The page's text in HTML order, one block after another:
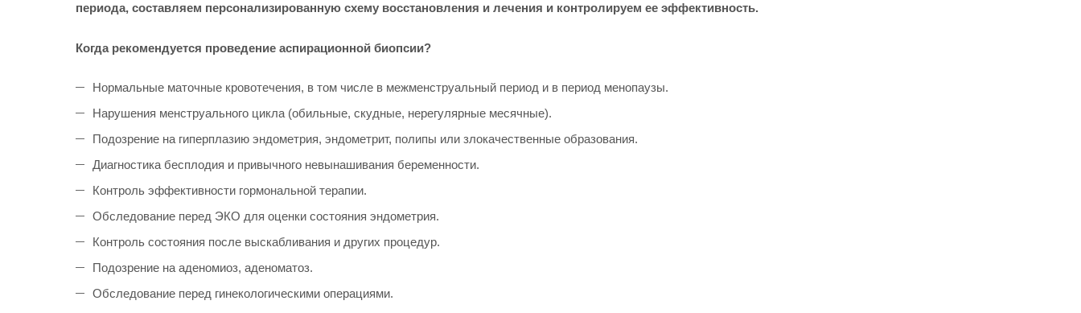
периода, составляем персонализированную схему восстановления и лечения и контролируем ее эффективность.
Когда рекомендуется проведение аспирационной биопсии?
Нормальные маточные кровотечения, в том числе в межменструальный период и в период менопаузы.
Нарушения менструального цикла (обильные, скудные, нерегулярные месячные).
Подозрение на гиперплазию эндометрия, эндометрит, полипы или злокачественные образования.
Диагностика бесплодия и привычного невынашивания беременности.
Контроль эффективности гормональной терапии.
Обследование перед ЭКО для оценки состояния эндометрия.
Контроль состояния после выскабливания и других процедур.
Подозрение на аденомиоз, аденоматоз.
Обследование перед гинекологическими операциями.